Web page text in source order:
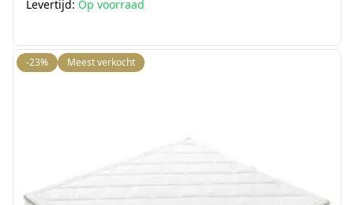
Levertijd: Op voorraad
-23% Meest verkocht